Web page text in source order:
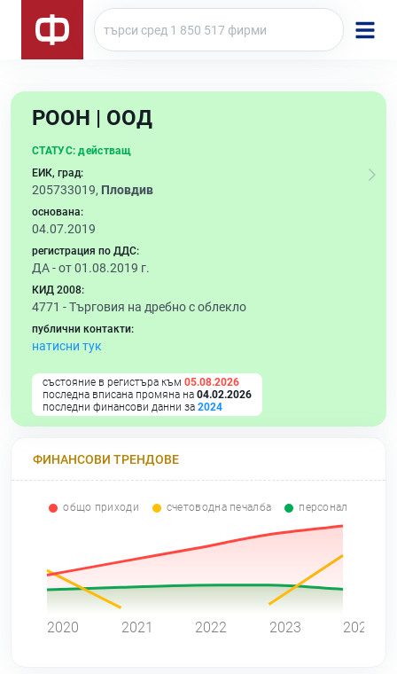
РООН | ООД
СТАТУС: действащ
ЕИК, град:
205733019, Пловдив
основана:
04.07.2019
регистрация по ДДС:
ДА - от 01.08.2019 г.
КИД 2008:
4771 -Търговия на дребно с облекло
публични контакти:
натисни тук
състояние в регистъра към 05.08.2026
последна вписана промяна на 04.02.2026
последни финансови данни за 2024
ФИНАНСОВИ ТРЕНДОВЕ
общо приходи счетоводна печалба персонал
2020 2021 2022 2023 2024